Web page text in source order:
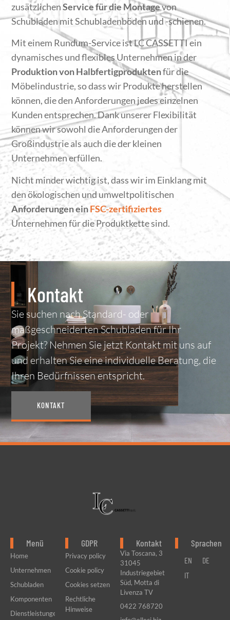
zusätzlichenService für die Montagevon
Schubladen mit Schubladenböden und -schienen.
Mit einem Rundum-Service ist LC CASSETTI ein
dynamisches und flexibles Unternehmen in der
Produktion von Halbfertigproduktenfür die
Möbelindustrie, so dass wir Produkte herstellen
können, die den Anforderungen jedes einzelnen
Kunden entsprechen. Dank unserer Flexibilität
können wir sowohl die Anforderungen der
Großindustrie als auch die der kleinen
Unternehmen erfüllen.
Nicht minder wichtig ist, dass wir im Einklang mit
den ökologischen und umweltpolitischen
Anforderungen einFSC-zertifiziertes
Unternehmen für die Produktkette sind.
Kontakt
Sie suchen nach Standard- oder
maßgeschneiderten Schubladen für Ihr
Projekt? Nehmen Sie jetzt Kontakt mit uns auf
und erhalten Sie eine individuelle Beratung, die
Ihren Bedürfnissen entspricht.
KONTAKT
Menü
Home
Unternehmen
Schubladen
Komponenten
Dienstleistungen
GDPR
Privacy policy
Cookie policy
Cookies setzen
Rechtliche
Hinweise
Kontakt
Via Toscana, 3
31045
Industriegebiet
Süd, Motta di
Livenza TV
0422 768720
Sprachen
EN
DE
IT